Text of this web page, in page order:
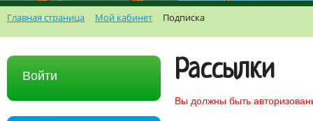
Главная страница Мой кабинет Подписка
Войти Рассылки
Вы должны быть